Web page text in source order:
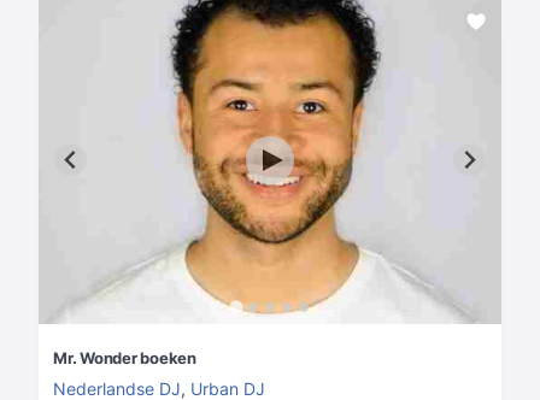
Mr. Wonder boeken
Nederlandse DJ, Urban DJ